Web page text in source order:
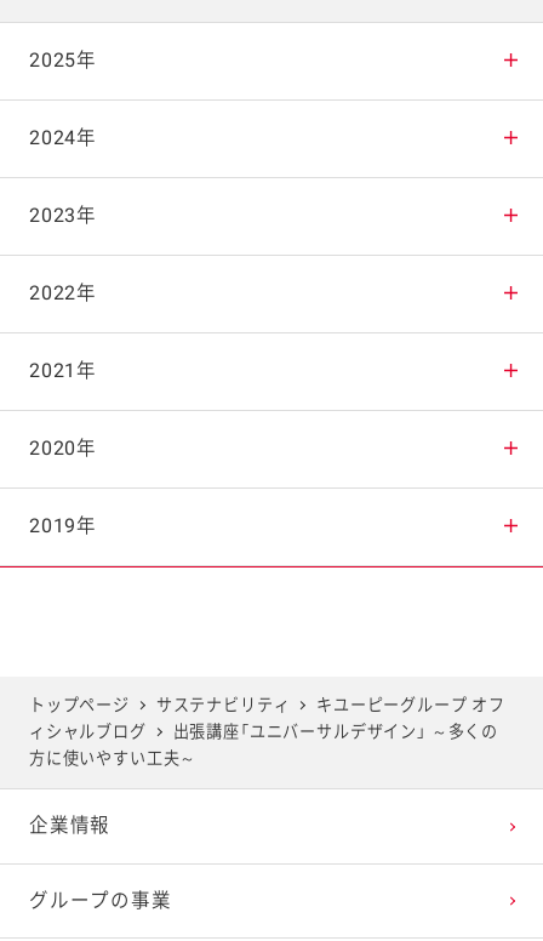
2025年
2025年12月
2025年11月
2025年10月
2025年9月
2025年8月
2025年7月
2025年4月
2025年3月
2025年2月
2024年
2024年12月
2024年11月
2024年10月
2024年9月
2024年8月
2024年5月
2024年4月
2024年3月
2023年
2023年12月
2023年11月
2023年10月
2023年9月
2023年6月
2023年5月
2023年4月
2022年
2022年12月
2022年11月
2022年10月
2022年7月
2022年6月
2022年5月
2021年
2021年12月
2021年11月
2021年8月
2021年7月
2021年6月
2020年
2020年12月
2020年9月
2020年8月
2020年7月
2019年
2019年10月
2019年9月
2019年8月
トップページ サステナビリティ
キユーピーグループ オフ
ィシャルブログ
出張講座「ユニバーサルデザイン」 ～多くの
方に使いやすい工夫～
企業情報
グループの事業